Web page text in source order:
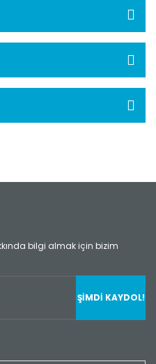
bilgi almak için bizim
ŞİMDİ KAYDOL!